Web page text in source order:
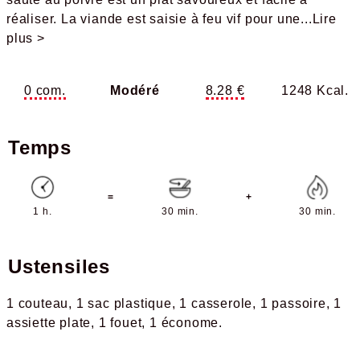
réaliser. La viande est saisie à feu vif pour une...Lire
plus >
0 com. Modéré 8.28 € 1248 Kcal.
Temps
1 h.
=
30 min.
+
30 min.
Ustensiles
1 couteau 1 sac plastique 1 casserole 1 passoire
1
assiette plate
1 fouet 1 économe